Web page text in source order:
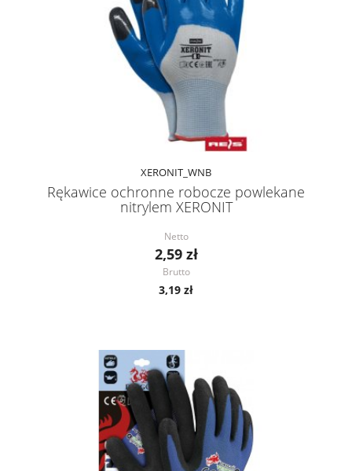
XERONIT_WNB
Rękawice ochronne robocze powlekane
nitrylem XERONIT
Netto
2,59 zł
Brutto
3,19 zł